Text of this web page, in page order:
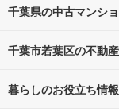
千葉県の中古マンシ
路線・駅から探す
通勤・通学時間から
千葉市若葉区の不動
不動産・住宅
暮らしのお役立ち情報